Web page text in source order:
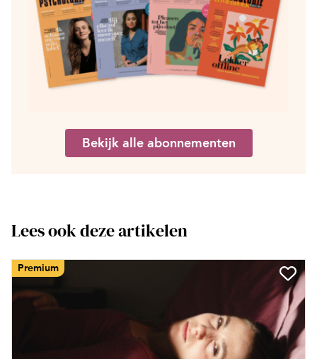
Bekijk alle abonnementen
Lees ook deze artikelen
Premium